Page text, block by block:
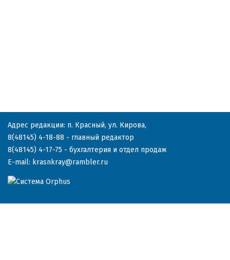
Адрес редакции: п. Красный, ул. Кирова,
8(48145) 4-18-88 - главный редактор
8(48145) 4-17-75 - бухгалтерия и отдел продаж
E-mail: krasnkray@rambler.ru